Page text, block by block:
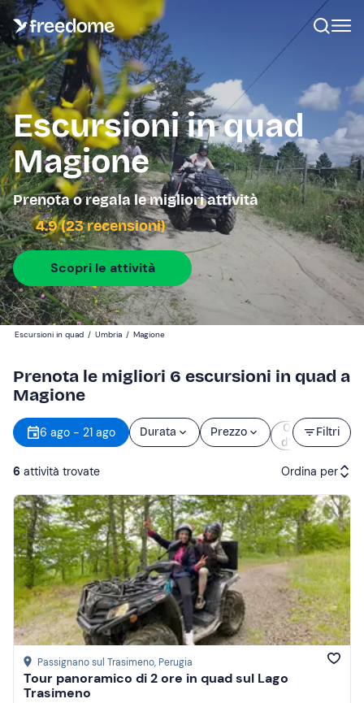
Escursioni in quad
Magione
Prenota o regala le migliori attività
4.9 (23 recensioni)
Scopri le attività
Escursioni in quad / Umbria / Magione
Prenota le migliori 6 escursioni in quad a
Magione
Filtri
6 ago - 21 ago Durata Prezzo
Orario
d’inizio
6 attività trovate Ordina per
Attività consigliate
Prezzo (crescente)
Prezzo (decrescente)
Recensioni
Passignano sul Trasimeno, Perugia
Tour panoramico di 2 ore in quad sul Lago
Trasimeno